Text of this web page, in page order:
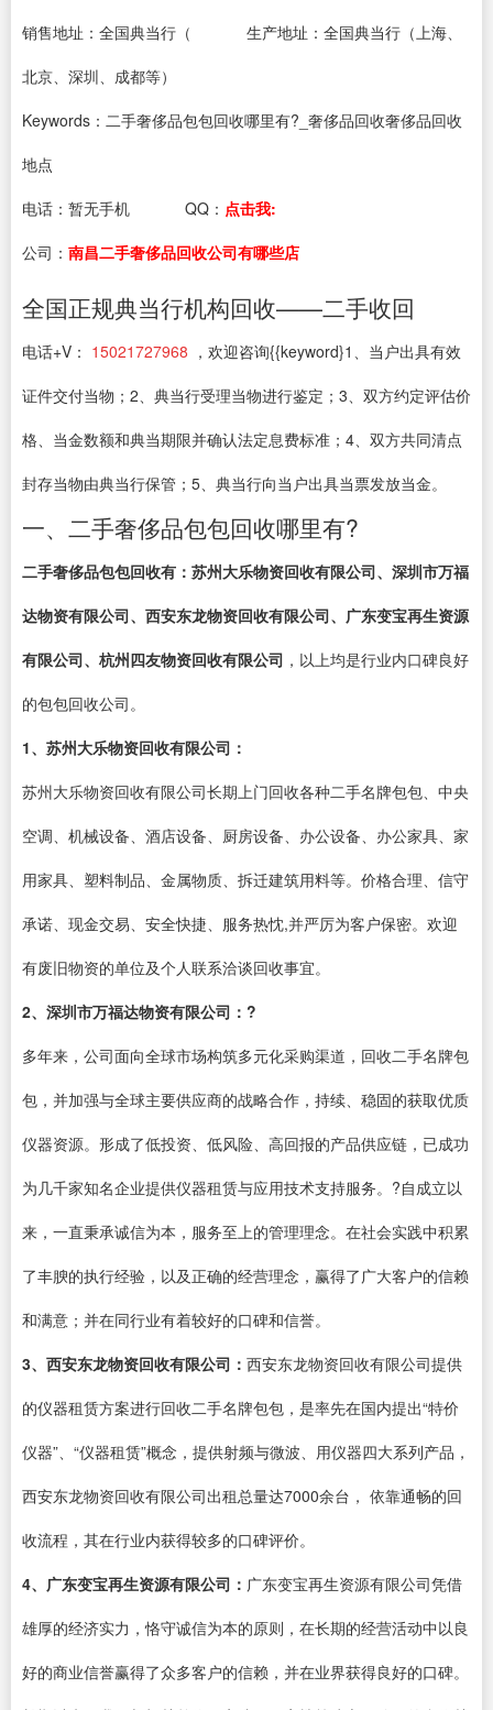
销售地址：全国典当行（
生产地址：全国典当行（上海、
北京、深圳、成都等）
Keywords：二手奢侈品包包回收哪里有?_奢侈品回收奢侈品回收
地点
电话： 暂无手机 QQ： 点击我:
公司： 南昌二手奢侈品回收公司有哪些店
全国正规典当行机构回收——二手收回
电话+V： 15021727968 ，欢迎咨询{{keyword}1、当户出具有效
证件交付当物；2、典当行受理当物进行鉴定；3、双方约定评估价
格、当金数额和典当期限并确认法定息费标准；4、双方共同清点
封存当物由典当行保管；5、典当行向当户出具当票发放当金。
一、二手奢侈品包包回收哪里有?
二手奢侈品包包回收有：苏州大乐物资回收有限公司、深圳市万福
达物资有限公司、西安东龙物资回收有限公司、广东变宝再生资源
有限公司、杭州四友物资回收有限公司 ，以上均是行业内口碑良好
的包包回收公司。
1、苏州大乐物资回收有限公司：
苏州大乐物资回收有限公司长期上门回收各种二手名牌包包、中央
空调、机械设备、酒店设备、厨房设备、办公设备、办公家具、家
用家具、塑料制品、金属物质、拆迁建筑用料等。价格合理、信守
承诺、现金交易、安全快捷、服务热忱,并严厉为客户保密。欢迎
有废旧物资的单位及个人联系洽谈回收事宜。
2、深圳市万福达物资有限公司：?
多年来，公司面向全球市场构筑多元化采购渠道，回收二手名牌包
包，并加强与全球主要供应商的战略合作，持续、稳固的获取优质
仪器资源。形成了低投资、低风险、高回报的产品供应链，已成功
为几千家知名企业提供仪器租赁与应用技术支持服务。?自成立以
来，一直秉承诚信为本，服务至上的管理理念。在社会实践中积累
了丰腴的执行经验，以及正确的经营理念，赢得了广大客户的信赖
和满意；并在同行业有着较好的口碑和信誉。
3、西安东龙物资回收有限公司： 西安东龙物资回收有限公司提供
的仪器租赁方案进行回收二手名牌包包，是率先在国内提出“特价
仪器”、“仪器租赁”概念，提供射频与微波、用仪器四大系列产品，
西安东龙物资回收有限公司出租总量达7000余台， 依靠通畅的回
收流程，其在行业内获得较多的口碑评价。
4、广东变宝再生资源有限公司： 广东变宝再生资源有限公司凭借
雄厚的经济实力，恪守诚信为本的原则，在长期的经营活动中以良
好的商业信誉赢得了众多客户的信赖，并在业界获得良好的口碑。